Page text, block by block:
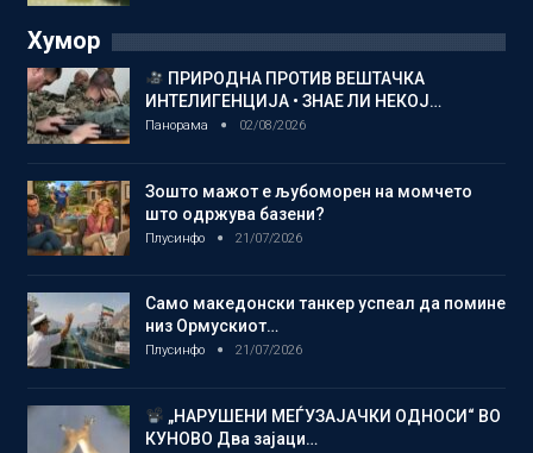
Хумор
ПРИРОДНА ПРОТИВ ВЕШТАЧКА
ИНТЕЛИГЕНЦИЈА • ЗНАЕ ЛИ НЕКОЈ…
Панорама 02/08/2026
Зошто мажот е љубоморен на момчето
што одржува базени?
Плусинфо 21/07/2026
Само македонски танкер успеал да помине
низ Ормускиот…
Плусинфо 21/07/2026
„НАРУШЕНИ МЕЃУЗАЈАЧКИ ОДНОСИ“ ВО
КУНОВО Два зајаци…